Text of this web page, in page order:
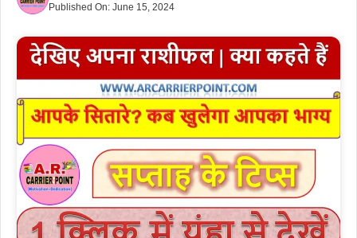
Published On: June 15, 2024